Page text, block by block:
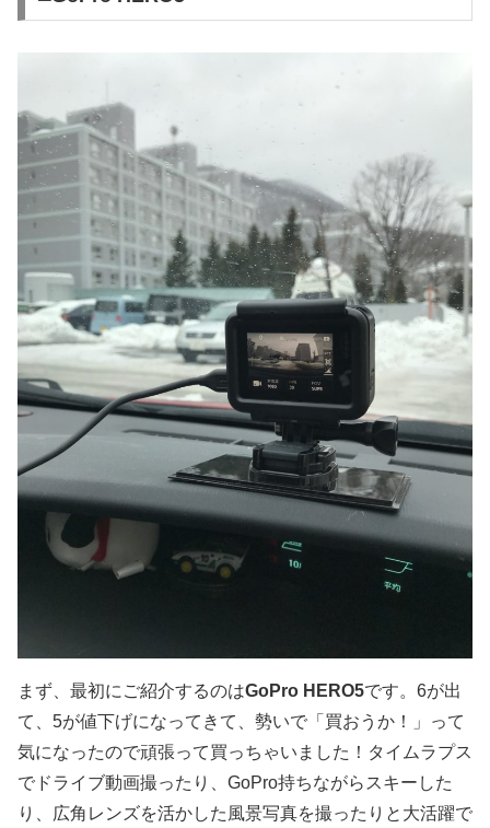
まず、最初にご紹介するのはGoPro HERO5です。6が出
て、5が値下げになってきて、勢いで「買おうか！」って
気になったので頑張って買っちゃいました！タイムラプス
でドライブ動画撮ったり、GoPro持ちながらスキーした
り、広角レンズを活かした風景写真を撮ったりと大活躍で